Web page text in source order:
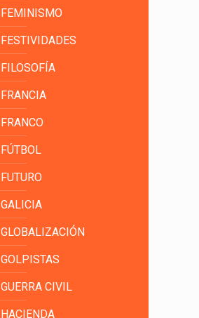
FEMINISMO
FESTIVIDADES
FILOSOFÍA
FRANCIA
FRANCO
FÚTBOL
FUTURO
GALICIA
GLOBALIZACIÓN
GOLPISTAS
GUERRA CIVIL
HACIENDA